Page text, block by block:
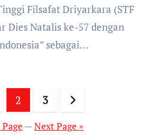
Dies Natalis ke-57 dengan
sebagai…
2 3
—Next Page »